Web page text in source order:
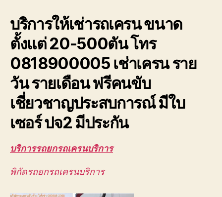
ให้
เช่า
รับจ้าง
ยก
เครื่องจักร
ยก
เก็บ
กู้
บริการให้เช่ารถเครน ขนาด
ตั้งแต่ 20-500ตัน โทร
0818900005 เช่าเครน ราย
วัน รายเดือน ฟรีคนขับ
เชี่ยวชาญประสบการณ์ มีใบ
เซอร์ ปจ2 มีประกัน
บริการรถยกรถเครนบริการ
พิกัดรถยกรถเครนบริการ